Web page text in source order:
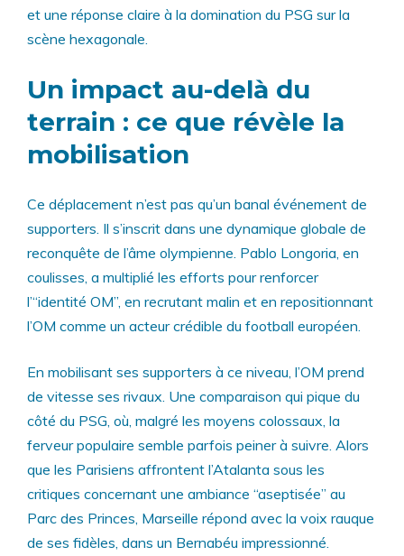
et une réponse claire à la domination du PSG sur la
scène hexagonale.
Un impact au-delà du
terrain : ce que révèle la
mobilisation
Ce déplacement n’est pas qu’un banal événement de
supporters. Il s’inscrit dans une dynamique globale de
reconquête de l’âme olympienne. Pablo Longoria, en
coulisses, a multiplié les efforts pour renforcer
l’“identité OM”, en recrutant malin et en repositionnant
l’OM comme un acteur crédible du football européen.
En mobilisant ses supporters à ce niveau, l’OM prend
de vitesse ses rivaux. Une comparaison qui pique du
côté du PSG, où, malgré les moyens colossaux, la
ferveur populaire semble parfois peiner à suivre. Alors
que les Parisiens affrontent l’Atalanta sous les
critiques concernant une ambiance “aseptisée” au
Parc des Princes, Marseille répond avec la voix rauque
de ses fidèles, dans un Bernabéu impressionné.